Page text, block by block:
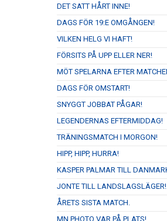
DET SATT HÅRT INNE!
DAGS FÖR 19:E OMGÅNGEN!
VILKEN HELG VI HAFT!
FÖRSITS PÅ UPP ELLER NER!
MÖT SPELARNA EFTER
DAGS FÖR OMSTART!
SNYGGT JOBBAT PÅGAR!
LEGENDERNAS EFTERMIDDAG!
TRÄNINGSMATCH I MORGON!
HIPP, HIPP, HURRA!
KASPER PALMAR TILL
JONTE TILL LANDSLAGSLÄGER!
ÅRETS SISTA MATCH.
MN PHOTO VAR PÅ PLATS!